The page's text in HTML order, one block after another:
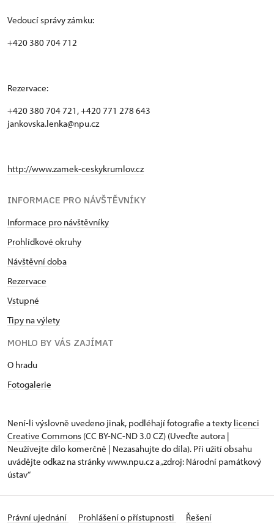
Vedoucí správy zámku:
+420 380 704 712
Rezervace:
+420 380 704 721, +420 771 278 643
jankovska.lenka@npu.cz
http://www.zamek-ceskykrumlov.cz
INFORMACE PRO NÁVŠTĚVNÍKY
Informace pro návštěvníky
Prohlídkové okruhy
Návštěvní doba
Rezervace
Vstupné
Tipy na výlety
MOHLO BY VÁS ZAJÍMAT
O hradu
Fotogalerie
Není-li výslovně uvedeno jinak, podléhají fotografie a texty licenci
Creative Commons (CC BY-NC-ND 3.0 CZ) (Uveďte autora |
Neužívejte dílo komerčně | Nezasahujte do díla). Při užití obsahu
uvádějte odkaz na stránky www.npu.cz a „zdroj: Národní památkový
ústav“
Právní ujednání Prohlášení o přístupnosti Řešení